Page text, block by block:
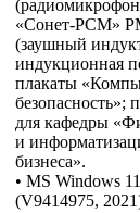
«Сонет-РСМ»
(заушный
индукционная
плакаты
безопасность»;
для кафедры
и
бизнеса».
• MS Windows 11
(V9414975,